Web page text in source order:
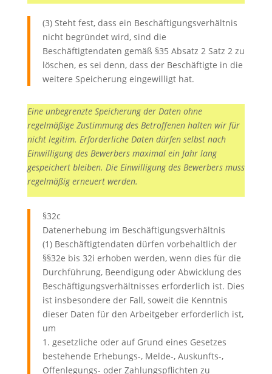
(3) Steht fest, dass ein Beschäftigungsverhältnis
nicht begründet wird, sind die
Beschäftigtendaten gemäß §35 Absatz 2 Satz 2 zu
löschen, es sei denn, dass der Beschäftigte in die
weitere Speicherung eingewilligt hat.
Eine unbegrenzte Speicherung der Daten ohne
regelmäßige Zustimmung des Betroffenen halten wir für
nicht legitim. Erforderliche Daten dürfen selbst nach
Einwilligung des Bewerbers maximal ein Jahr lang
gespeichert bleiben. Die Einwilligung des Bewerbers muss
regelmäßig erneuert werden.
§32c
Datenerhebung im Beschäftigungsverhältnis
(1) Beschäftigtendaten dürfen vorbehaltlich der
§§32e bis 32i erhoben werden, wenn dies für die
Durchführung, Beendigung oder Abwicklung des
Beschäftigungsverhältnisses erforderlich ist. Dies
ist insbesondere der Fall, soweit die Kenntnis
dieser Daten für den Arbeitgeber erforderlich ist,
um
1. gesetzliche oder auf Grund eines Gesetzes
bestehende Erhebungs-, Melde-, Auskunfts-,
Offenlegungs- oder Zahlungspflichten zu